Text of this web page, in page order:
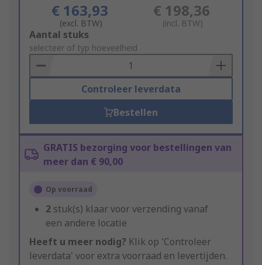
€ 163,93
(excl. BTW)
€ 198,36
(incl. BTW)
Add
to
Basket
Aantal stuks
selecteer of typ hoeveelheid
Controleer leverdata
Bestellen
GRATIS bezorging voor bestellingen van
meer dan € 90,00
Op voorraad
2 stuk(s) klaar voor verzending vanaf
een andere locatie
Heeft u meer nodig? Klik op 'Controleer
leverdata' voor extra voorraad en levertijden.